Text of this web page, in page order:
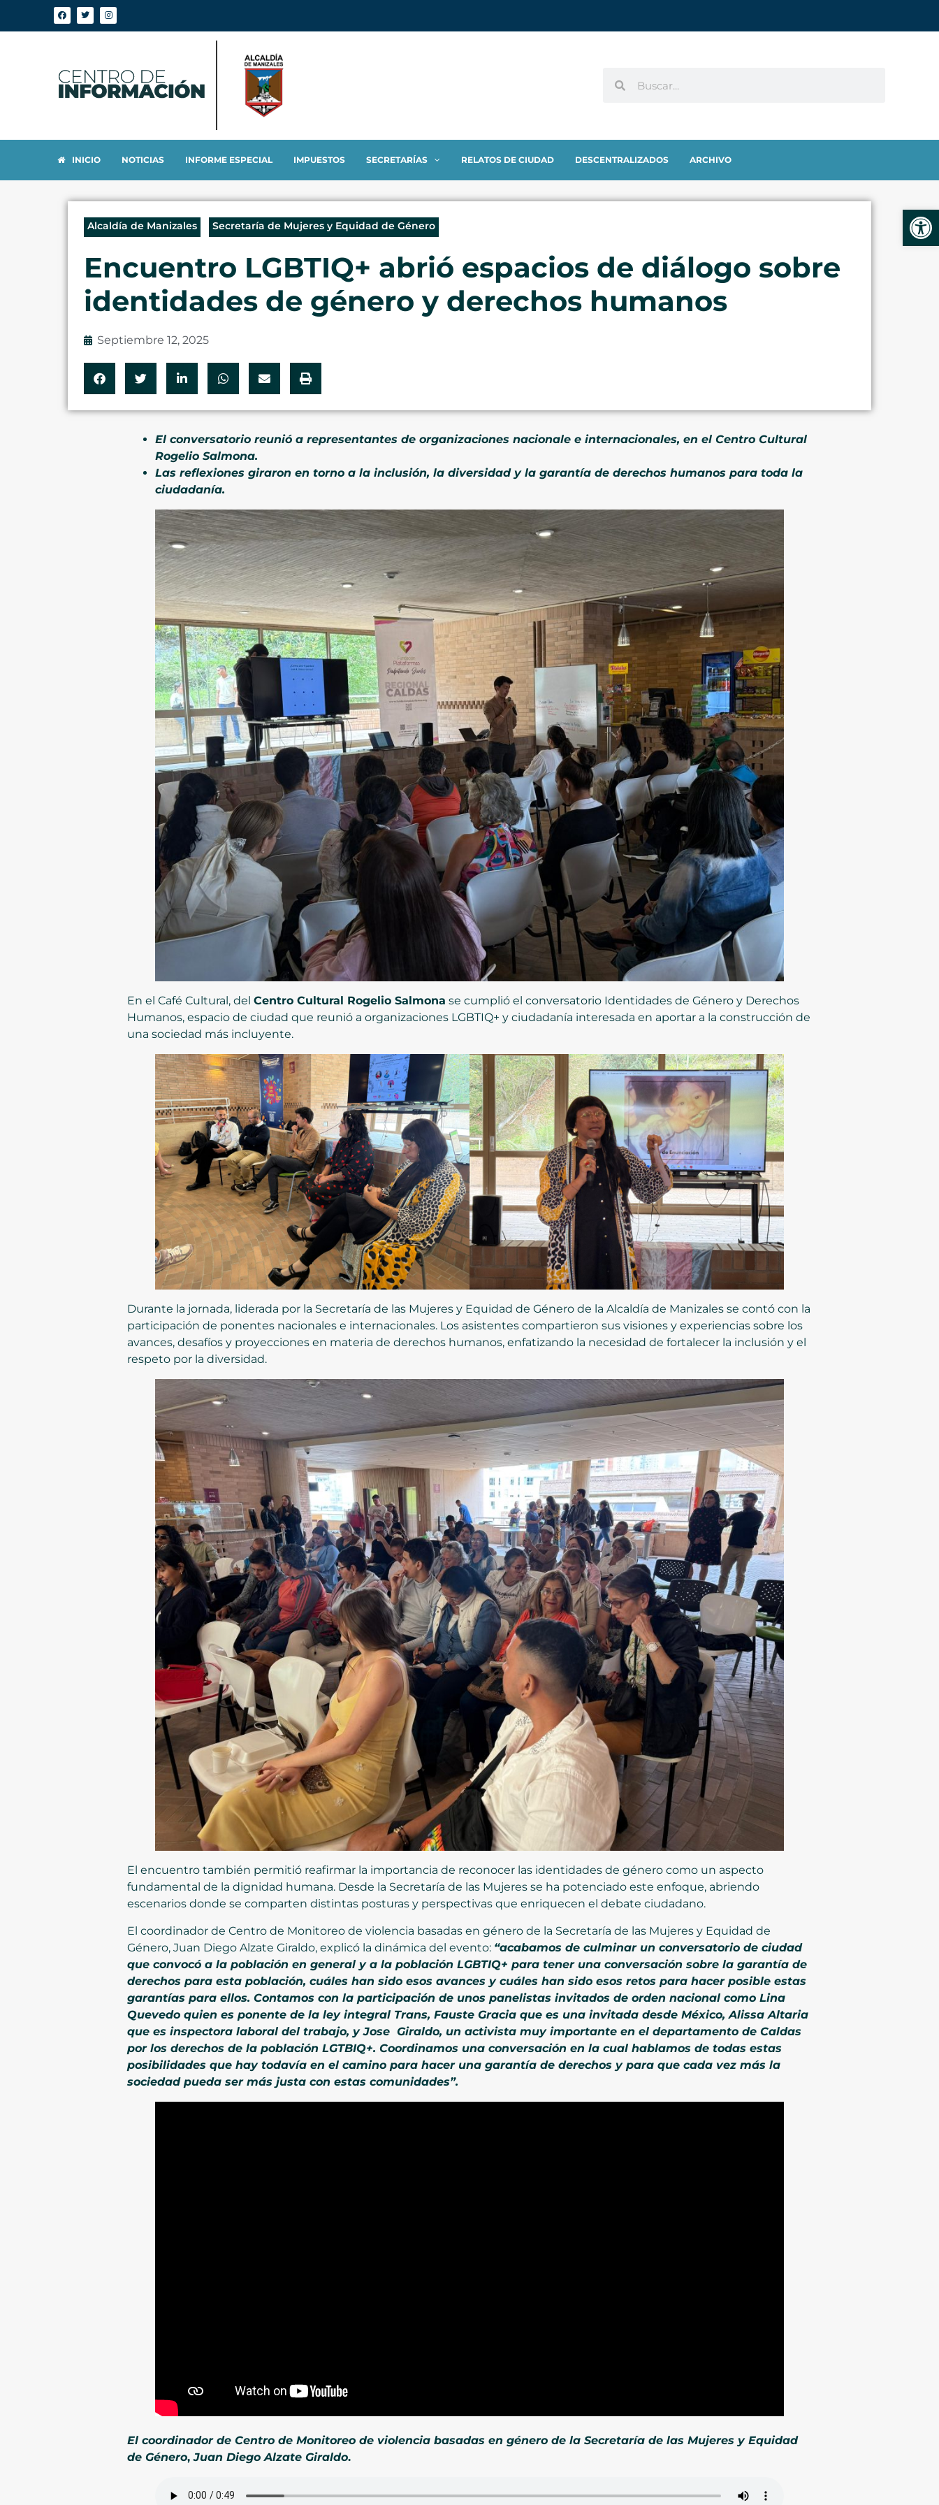
INICIO NOTICIAS INFORME ESPECIAL IMPUESTOS SECRETARÍAS RELATOS DE CIUDAD DESCENTRALIZADOS ARCHIVO
Alcaldía de Manizales Secretaría de Mujeres y Equidad de Género
Encuentro LGBTIQ+ abrió espacios de diálogo sobre
identidades de género y derechos humanos
Septiembre 12, 2025
El conversatorio reunió a representantes de organizaciones nacionale e internacionales, en el Centro Cultural
Rogelio Salmona.
Las reflexiones giraron en torno a la inclusión, la diversidad y la garantía de derechos humanos para toda la
ciudadanía.
En el Café Cultural, del Centro Cultural Rogelio Salmona se cumplió el conversatorio Identidades de Género y Derechos
Humanos, espacio de ciudad que reunió a organizaciones LGBTIQ+ y ciudadanía interesada en aportar a la construcción de
una sociedad más incluyente.
Durante la jornada, liderada por la Secretaría de las Mujeres y Equidad de Género de la Alcaldía de Manizales se contó con la
participación de ponentes nacionales e internacionales. Los asistentes compartieron sus visiones y experiencias sobre los
avances, desafíos y proyecciones en materia de derechos humanos, enfatizando la necesidad de fortalecer la inclusión y el
respeto por la diversidad.
El encuentro también permitió reafirmar la importancia de reconocer las identidades de género como un aspecto
fundamental de la dignidad humana. Desde la Secretaría de las Mujeres se ha potenciado este enfoque, abriendo
escenarios donde se comparten distintas posturas y perspectivas que enriquecen el debate ciudadano.
El coordinador de Centro de Monitoreo de violencia basadas en género de la Secretaría de las Mujeres y Equidad de
Género, Juan Diego Alzate Giraldo, explicó la dinámica del evento: “acabamos de culminar un conversatorio de ciudad
que convocó a la población en general y a la población LGBTIQ+ para tener una conversación sobre la garantía de
derechos para esta población, cuáles han sido esos avances y cuáles han sido esos retos para hacer posible estas
garantías para ellos. Contamos con la participación de unos panelistas invitados de orden nacional como Lina
Quevedo quien es ponente de la ley integral Trans, Fauste Gracia que es una invitada desde México, Alissa Altaria
que es inspectora laboral del trabajo, y Jose Giraldo, un activista muy importante en el departamento de Caldas
por los derechos de la población LGTBIQ+. Coordinamos una conversación en la cual hablamos de todas estas
posibilidades que hay todavía en el camino para hacer una garantía de derechos y para que cada vez más la
sociedad pueda ser más justa con estas comunidades”.
El coordinador de Centro de Monitoreo de violencia basadas en género de la Secretaría de las Mujeres y Equidad
de Género,Juan Diego Alzate Giraldo.